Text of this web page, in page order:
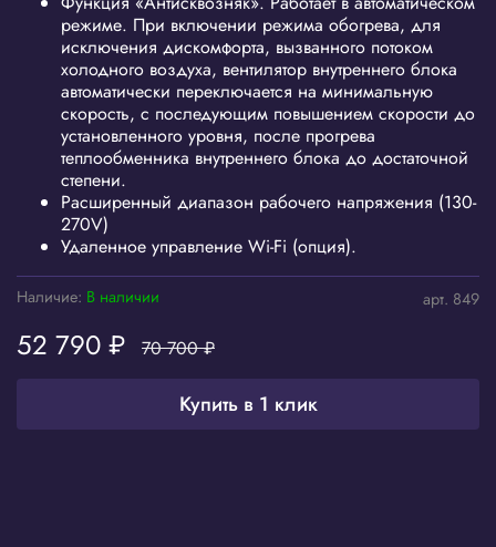
арт. 849
Наличие: В наличии
52 790 ₽ 70 700 ₽
Купить в 1 клик
режиме. При включении режима обогрева, для
исключения дискомфорта, вызванного потоком
холодного воздуха, вентилятор внутреннего блока
автоматически переключается на минимальную
скорость, с последующим повышением скорости до
установленного уровня, после прогрева
теплообменника внутреннего блока до достаточной
степени.
Расширенный диапазон рабочего напряжения (130-
270V)
Удаленное управление Wi-Fi (опция).